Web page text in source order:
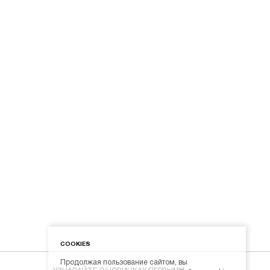
COOKIES
Продолжая пользование сайтом, вы